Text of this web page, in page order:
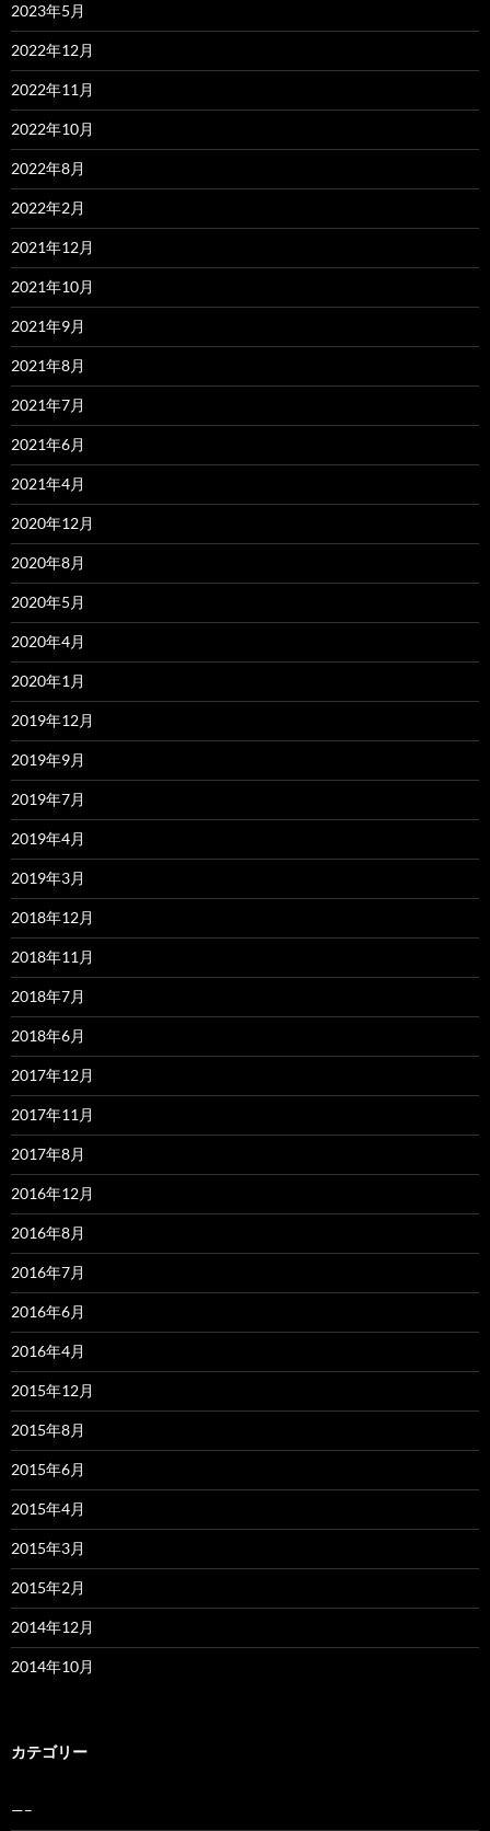
2023年5月
2022年12月
2022年11月
2022年10月
2022年8月
2022年2月
2021年12月
2021年10月
2021年9月
2021年8月
2021年7月
2021年6月
2021年4月
2020年12月
2020年8月
2020年5月
2020年4月
2020年1月
2019年12月
2019年9月
2019年7月
2019年4月
2019年3月
2018年12月
2018年11月
2018年7月
2018年6月
2017年12月
2017年11月
2017年8月
2016年12月
2016年8月
2016年7月
2016年6月
2016年4月
2015年12月
2015年8月
2015年6月
2015年4月
2015年3月
2015年2月
2014年12月
2014年10月
カテゴリー
—–